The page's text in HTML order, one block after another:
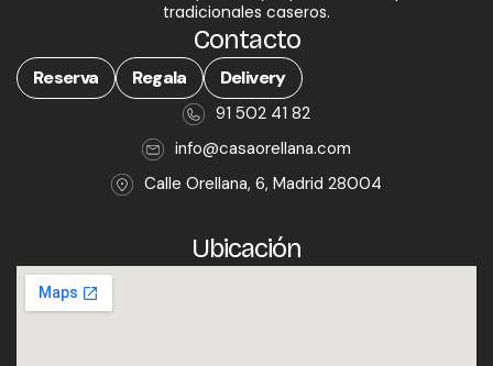
tradicionales caseros.
Contacto
Reserva Regala Delivery
91 502 41 82
info@casaorellana.com
Calle Orellana, 6, Madrid 28004
Ubicación